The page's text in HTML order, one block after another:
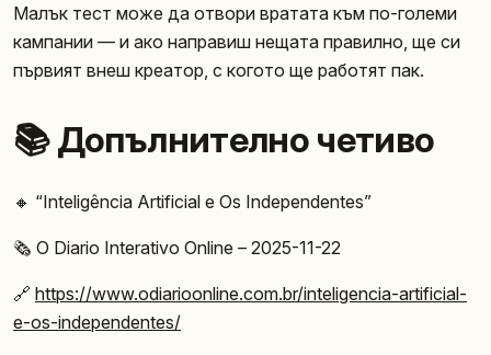
Малък тест може да отвори вратата към по-големи
кампании — и ако направиш нещата правилно, ще си
първият внеш креатор, с когото ще работят пак.
📚 Допълнително четиво
🔸 “Inteligência Artificial e Os Independentes”
🗞️ O Diario Interativo Online – 2025-11-22
🔗 https://www.odiarioonline.com.br/inteligencia-artificial-
e-os-independentes/